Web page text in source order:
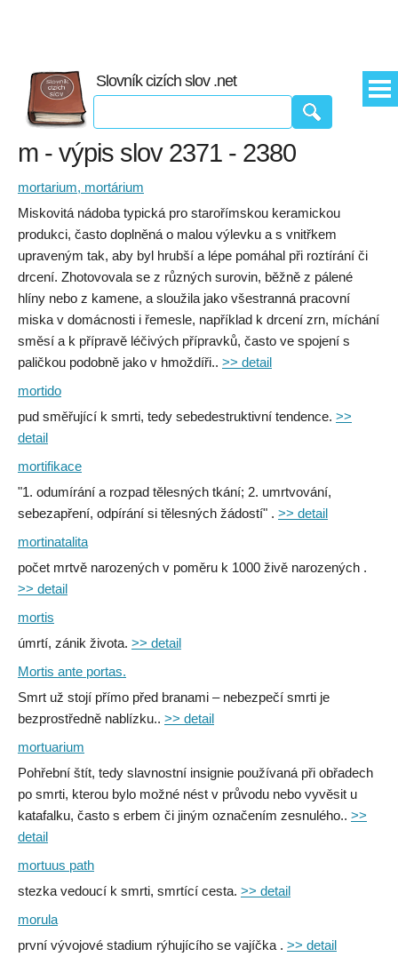
Slovník cizích slov .net
m - výpis slov 2371 - 2380
mortarium, mortárium
Miskovitá nádoba typická pro starořímskou keramickou
produkci, často doplněná o malou výlevku a s vnitřkem
upraveným tak, aby byl hrubší a lépe pomáhal při roztírání či
drcení. Zhotovovala se z různých surovin, běžně z pálené
hlíny nebo z kamene, a sloužila jako všestranná pracovní
miska v domácnosti i řemesle, například k drcení zrn, míchání
směsí a k přípravě léčivých přípravků, často ve spojení s
paličkou podobně jako v hmoždíři.. >> detail
mortido
pud směřující k smrti, tedy sebedestruktivní tendence. >>
detail
mortifikace
"1. odumírání a rozpad tělesných tkání; 2. umrtvování,
sebezapření, odpírání si tělesných žádostí" . >> detail
mortinatalita
počet mrtvě narozených v poměru k 1000 živě narozených .
>> detail
mortis
úmrtí, zánik života. >> detail
Mortis ante portas.
Smrt už stojí přímo před branami – nebezpečí smrti je
bezprostředně nablízku.. >> detail
mortuarium
Pohřební štít, tedy slavnostní insignie používaná při obřadech
po smrti, kterou bylo možné nést v průvodu nebo vyvěsit u
katafalku, často s erbem či jiným označením zesnulého.. >>
detail
mortuus path
stezka vedoucí k smrti, smrtící cesta. >> detail
morula
první vývojové stadium rýhujícího se vajíčka . >> detail